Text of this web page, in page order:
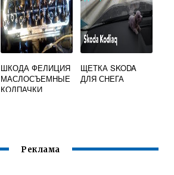
ШКОДА ФЕЛИЦИЯ
МАСЛОСЪЕМНЫЕ
КОЛПАЧКИ
ЩЕТКА SKODA
ДЛЯ СНЕГА
Реклама